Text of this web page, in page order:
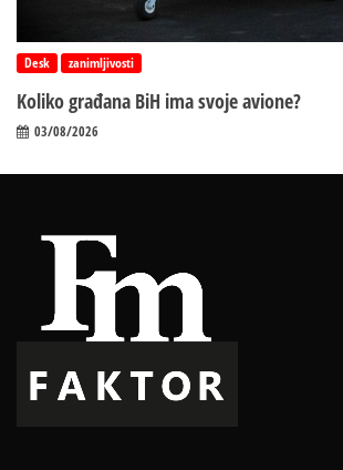
Desk zanimljivosti
Koliko građana BiH ima svoje avione?
03/08/2026